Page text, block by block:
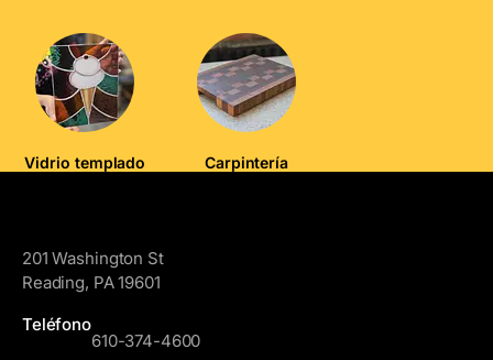
Vidrio templado Carpintería
201 Washington St
Reading, PA 19601
Teléfono
610-374-4600